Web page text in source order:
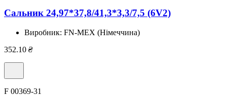
Сальник 24,97*37,8/41,3*3,3/7,5 (6V2)
Виробник: FN-MEX (Німеччина)
352.10 ₴
F 00369-31